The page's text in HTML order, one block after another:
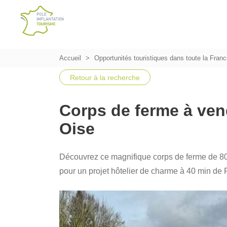
Accueil Opportunités touristiques dans toute la
Retour à la recherche
Corps de ferme à
Oise
Découvrez ce magnifique corps de ferme de
pour un projet hôtelier de charme à 40 min de